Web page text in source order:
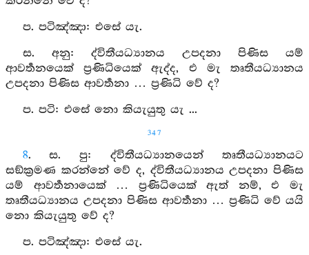
ප. පටිඤ්‍ඤා: එසේ යැ.
ස. අනු: ද්විතීයධ්‍යානය උපදනා පිණිස යම්
ආවර්‍තනයෙක් ප්‍රණිධියෙක් ඇද්ද, එ මැ තෘතීයධ්‍යානය
උපදනා පිණිස ආවර්‍තනා … ප්‍රණිධි වේ ද?
ප. පටි: එසේ නො කියැයුතු යැ ...
347
8. ස. පු: ද්විතීයධ්‍යානයෙන් තෘතීයධ්‍යානයට
සඞ්ක්‍රමණ කරන්නේ වේ ද, ද්විතීයධ්‍යානය උපදනා පිණිස
යම් ආවර්‍තනායෙක් … ප්‍රණිධියෙක් ඇත් නම්, එ මැ
තෘතීයධ්‍යානය උපදනා පිණිස ආවර්‍තනා … ප්‍රණිධි වේ යයි
නො කියැයුතු වේ ද?
ප. පටිඤ්‍ඤා: එසේ යැ.